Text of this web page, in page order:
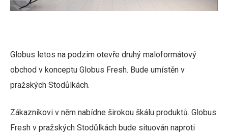
Globus letos na podzim otevře druhý maloformátový
obchod v konceptu Globus Fresh. Bude umístěn v
pražských Stodůlkách.
Zákazníkovi v něm nabídne širokou škálu produktů. Globus
Fresh v pražských Stodůlkách bude situován naproti